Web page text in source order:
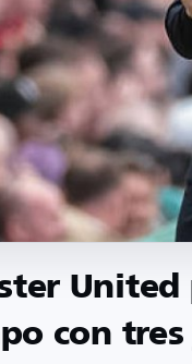
con